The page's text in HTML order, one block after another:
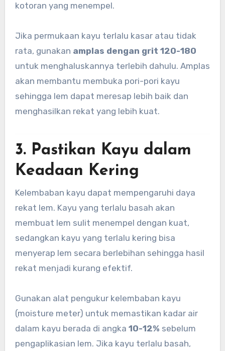
kotoran yang menempel.
Jika permukaan kayu terlalu kasar atau tidak
rata, gunakan amplas dengan grit 120-180
untuk menghaluskannya terlebih dahulu. Amplas
akan membantu membuka pori-pori kayu
sehingga lem dapat meresap lebih baik dan
menghasilkan rekat yang lebih kuat.
3. Pastikan Kayu dalam
Keadaan Kering
Kelembaban kayu dapat mempengaruhi daya
rekat lem. Kayu yang terlalu basah akan
membuat lem sulit menempel dengan kuat,
sedangkan kayu yang terlalu kering bisa
menyerap lem secara berlebihan sehingga hasil
rekat menjadi kurang efektif.
Gunakan alat pengukur kelembaban kayu
(moisture meter) untuk memastikan kadar air
dalam kayu berada di angka 10-12% sebelum
pengaplikasian lem. Jika kayu terlalu basah,